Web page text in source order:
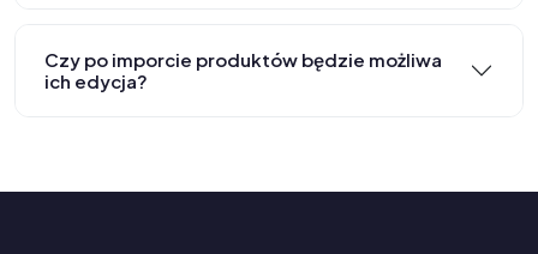
Czy po imporcie produktów będzie możliwa
ich edycja?